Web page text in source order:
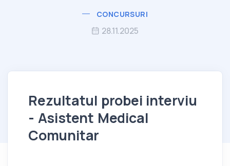
CONCURSURI
28.11.2025
Rezultatul probei interviu
- Asistent Medical
Comunitar